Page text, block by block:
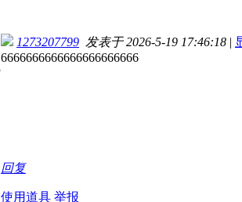
1273207799 发表于 2026-5-19 17:46:18 |
6666666666666666666666
回复
使用道具 举报